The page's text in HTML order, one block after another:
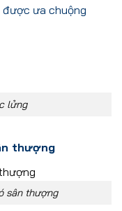
được ưa chuộng
lửng
thượng
sân thượng